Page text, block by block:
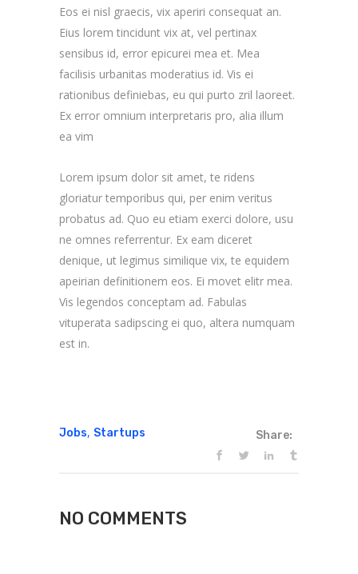
Eos ei nisl graecis, vix aperiri consequat an.
Eius lorem tincidunt vix at, vel pertinax
sensibus id, error epicurei mea et. Mea
facilisis urbanitas moderatius id. Vis ei
rationibus definiebas, eu qui purto zril laoreet.
Ex error omnium interpretaris pro, alia illum
ea vim
Lorem ipsum dolor sit amet, te ridens
gloriatur temporibus qui, per enim veritus
probatus ad. Quo eu etiam exerci dolore, usu
ne omnes referrentur. Ex eam diceret
denique, ut legimus similique vix, te equidem
apeirian definitionem eos. Ei movet elitr mea.
Vis legendos conceptam ad. Fabulas
vituperata sadipscing ei quo, altera numquam
est in.
Jobs, Startups Share:
NO COMMENTS